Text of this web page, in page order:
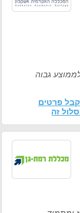
גבוה
פרטים
זה